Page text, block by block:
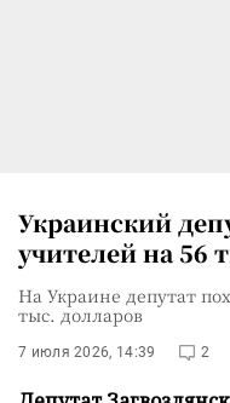
Украинский
учителей на 56
На Украине депутат
тыс. долларов
7 июля 2026, 14:39 2